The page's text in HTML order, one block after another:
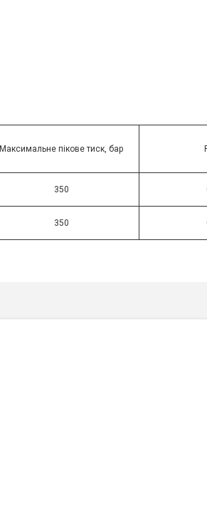
Максимальне пікове тиск, бар
350
350